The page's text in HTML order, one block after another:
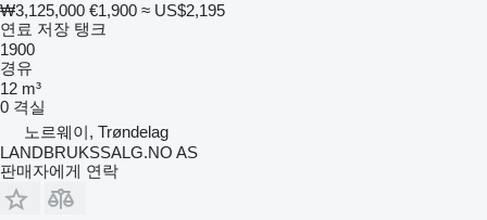
₩3,125,000 €1,900 ≈ US$2,195
연료 저장 탱크
1900
경유
12 m³
0 격실
노르웨이, Trøndelag
LANDBRUKSSALG.NO AS
판매자에게 연락